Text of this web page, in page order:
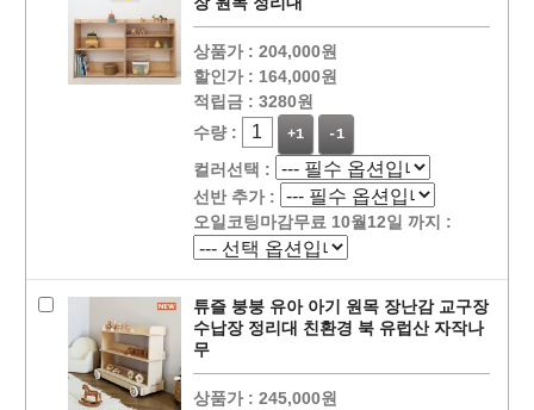
상품가 : 204,000원
할인가 : 164,000원
적립금 : 3280원
수량 :
+1 -1
컬러선택 :
선반 추가 :
오일코팅마감무료 10월12일 까지 :
튜즐 붕붕 유아 아기 원목 장난감 교구장
수납장 정리대 친환경 북 유럽산 자작나
무
상품가 : 245,000원